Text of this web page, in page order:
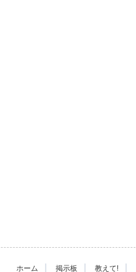
ホーム | 掲示板 | 教えて! |